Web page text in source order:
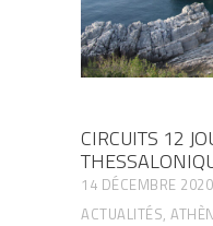
CIRCUITS 12
14 DÉCEMBRE 2020
ACTUALITÉS,